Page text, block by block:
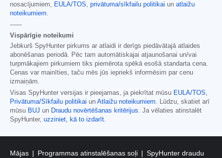
nosacījumiem, EULA/TOS, privātuma/sīkfailu politikai un atlaižu
noteikumiem.
------
Vispārīgie noteikumi
Jebkurš SpyHunter pirkums ar atlaidi ir derīgs piedāvātajā atlaides
abonēšanas periodā. Pēc tam automātiskajai atjaunošanai un/vai
turpmākajiem pirkumiem tiks piemērota spēkā esošā standarta cena.
Cenas var mainīties, taču mēs jūs iepriekš informēsim par cenu
izmaiņām.
Visas SpyHunter versijas ir pieejamas, ja piekrītat mūsu EULA/TOS,
Privātuma/Sīkfailu politikai un Atlaižu noteikumiem. Lūdzu, skatiet arī
mūsu BUJ un Draudu novērtēšanas kritērijus. Ja vēlaties atinstalēt
SpyHunter, uzziniet, kā to izdarīt.
Mājas Programmas atinstalēšanas soļi SpyHunter draudu